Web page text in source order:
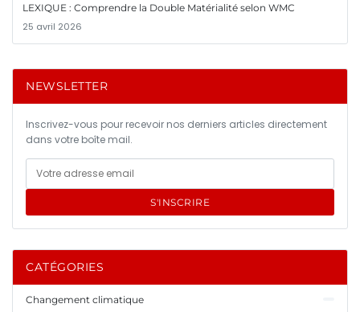
LEXIQUE : Comprendre la Double Matérialité selon WMC
25 avril 2026
NEWSLETTER
Inscrivez-vous pour recevoir nos derniers articles directement
dans votre boîte mail.
S'INSCRIRE
CATÉGORIES
Changement climatique